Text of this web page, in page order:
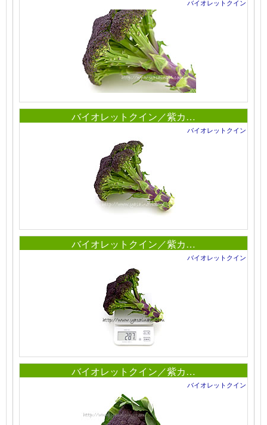
バイオレットクイン
バイオレットクイン／紫カ…
バイオレットクイン
バイオレットクイン／紫カ…
バイオレットクイン
バイオレットクイン／紫カ…
バイオレットクイン